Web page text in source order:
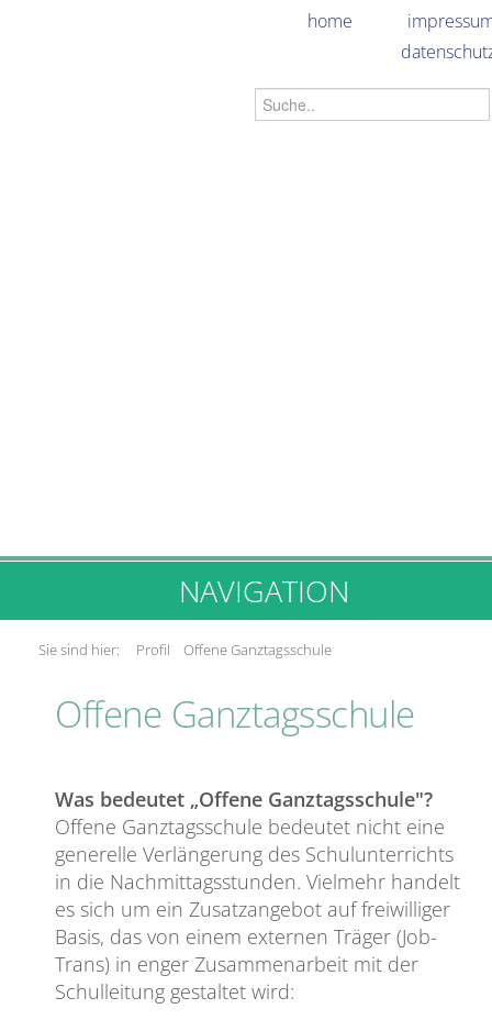
home
NAVIGATION
Sie sind hier: Profil Offene Ganztagsschule
Offene Ganztagsschule
Was bedeutet „Offene Ganztagsschule"?
Offene Ganztagsschule bedeutet nicht eine
generelle Verlängerung des Schulunterrichts
in die Nachmittagsstunden. Vielmehr handelt
es sich um ein Zusatzangebot auf freiwilliger
Basis, das von einem externen Träger (Job-
Trans) in enger Zusammenarbeit mit der
Schulleitung gestaltet wird: